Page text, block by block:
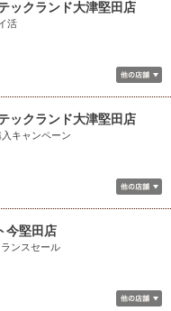
ックランド大津堅田店
活
ックランド大津堅田店
入キャンペーン
今堅田店
ンスセール